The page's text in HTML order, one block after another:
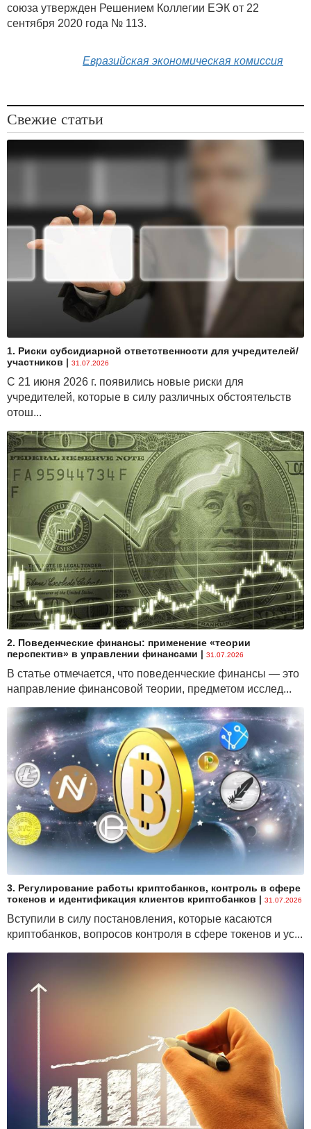
союза утвержден Решением Коллегии ЕЭК от 22
сентября 2020 года № 113.
Евразийская экономическая комиссия
Свежие статьи
1. Риски субсидиарной ответственности для учредителей/
участников | 31.07.2026
С 21 июня 2026 г. появились новые риски для
учредителей, которые в силу различных обстоятельств
отош...
2. Поведенческие финансы: применение «теории
перспектив» в управлении финансами | 31.07.2026
В статье отмечается, что поведенческие финансы — это
направление финансовой теории, предметом исслед...
3. Регулирование работы криптобанков, контроль в сфере
токенов и идентификация клиентов криптобанков | 31.07.2026
Вступили в силу постановления, которые касаются
криптобанков, вопросов контроля в сфере токенов и ус...